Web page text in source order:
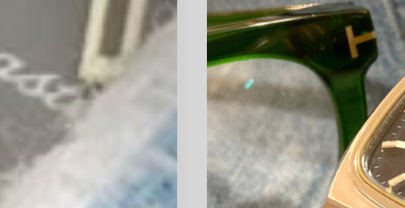
Kultúra
Gasztró
Interjú
Címlapsztorik
Kapcsolat